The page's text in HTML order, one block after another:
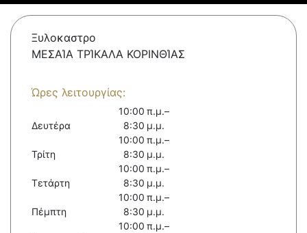
Ξυλοκαστρο
ΜΕΣΑΊΑ ΤΡΊΚΑΛΑ ΚΟΡΙΝΘΊΑΣ
Ώρες λειτουργίας:
Δευτέρα
10:00 π.μ.–
8:30 μ.μ.
Τρίτη
10:00 π.μ.–
8:30 μ.μ.
Τετάρτη
10:00 π.μ.–
8:30 μ.μ.
Πέμπτη
10:00 π.μ.–
8:30 μ.μ.
10:00 π.μ.–